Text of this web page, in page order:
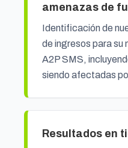
amenazas de
Identificación de
de ingresos para su
A2P SMS,
siendo afectadas
Resultados en